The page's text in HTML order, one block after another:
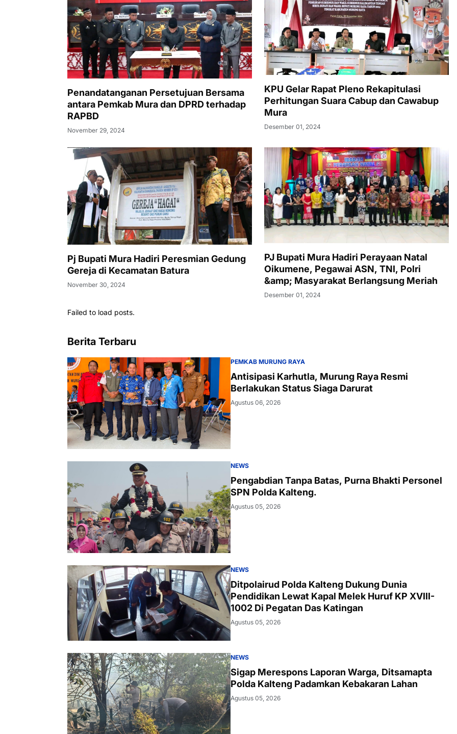
Penandatanganan Persetujuan Bersama
antara Pemkab Mura dan DPRD terhadap
RAPBD
November 29, 2024
KPU Gelar Rapat Pleno Rekapitulasi
Perhitungan Suara Cabup dan Cawabup
Mura
Desember 01, 2024
Pj Bupati Mura Hadiri Peresmian Gedung
Gereja di Kecamatan Batura
November 30, 2024
PJ Bupati Mura Hadiri Perayaan Natal
Oikumene, Pegawai ASN, TNI, Polri
&amp; Masyarakat Berlangsung Meriah
Desember 01, 2024
Failed to load posts.
Berita Terbaru
PEMKAB MURUNG RAYA
Antisipasi Karhutla, Murung Raya Resmi
Berlakukan Status Siaga Darurat
Agustus 06, 2026
NEWS
Pengabdian Tanpa Batas, Purna Bhakti Personel
SPN Polda Kalteng.
Agustus 05, 2026
NEWS
Ditpolairud Polda Kalteng Dukung Dunia
Pendidikan Lewat Kapal Melek Huruf KP XVIII-
1002 Di Pegatan Das Katingan
Agustus 05, 2026
NEWS
Sigap Merespons Laporan Warga, Ditsamapta
Polda Kalteng Padamkan Kebakaran Lahan
Agustus 05, 2026